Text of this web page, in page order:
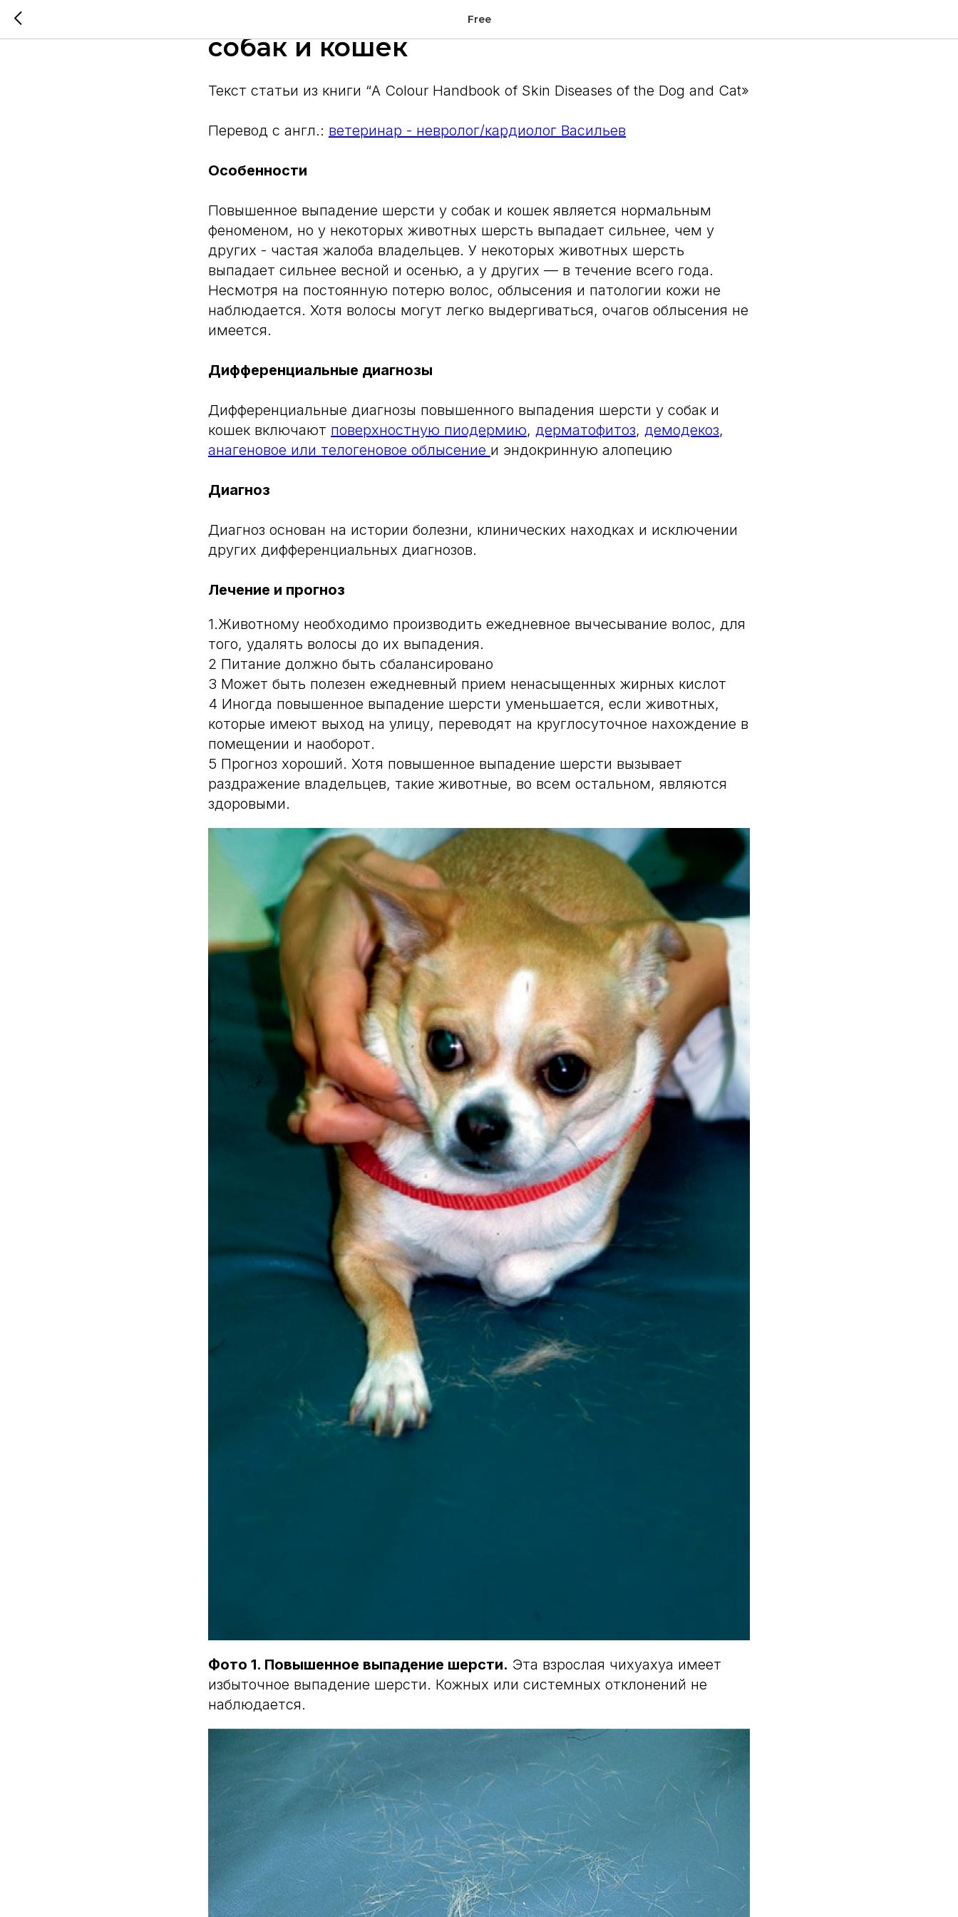
Free
Повышенное выпадение шерсти у
собак и кошек
Текст статьи из книги “A Colour Handbook of Skin Diseases of the Dog and Cat»
Перевод с англ.: ветеринар - невролог/кардиолог Васильев
Особенности
Повышенное выпадение шерсти у собак и кошек является нормальным
феноменом, но у некоторых животных шерсть выпадает сильнее, чем у
других - частая жалоба владельцев. У некоторых животных шерсть
выпадает сильнее весной и осенью, а у других — в течение всего года.
Несмотря на постоянную потерю волос, облысения и патологии кожи не
наблюдается. Хотя волосы могут легко выдергиваться, очагов облысения не
имеется.
Дифференциальные диагнозы
Дифференциальные диагнозы повышенного выпадения шерсти у собак и
кошек включают поверхностную пиодермию, дерматофитоз, демодекоз,
анагеновое или телогеновое облысение и эндокринную алопецию
Диагноз
Диагноз основан на истории болезни, клинических находках и исключении
других дифференциальных диагнозов.
Лечение и прогноз
1.Животному необходимо производить ежедневное вычесывание волос, для
того, удалять волосы до их выпадения.
2 Питание должно быть сбалансировано
3 Может быть полезен ежедневный прием ненасыщенных жирных кислот
4 Иногда повышенное выпадение шерсти уменьшается, если животных,
которые имеют выход на улицу, переводят на круглосуточное нахождение в
помещении и наоборот.
5 Прогноз хороший. Хотя повышенное выпадение шерсти вызывает
раздражение владельцев, такие животные, во всем остальном, являются
здоровыми.
Фото 1. Повышенное выпадение шерсти. Эта взрослая чихуахуа имеет
избыточное выпадение шерсти. Кожных или системных отклонений не
наблюдается.